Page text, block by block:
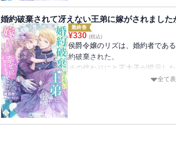
トに励む彼と一緒に過ごすうち
んどんポールに惹かれていく・
ぽっちゃり体型だったポールは
れる美丈夫となり、そんな夫に
『婚約破棄されて冴えない王弟
王弟ポールは実は王太子をしの
い素質のある人物だそうで・・
にわかには信じられないリズだ
なり彼を一流の男に育てること
しかし、結婚後もポールはリズ
がなさそうだった。
また大食いで威厳も感じられず
トに励む彼と一緒に過ごすうち
ぽっちゃり体型だったポールは
婚約破棄されて冴えない王弟に嫁がされました
最終巻
¥330 (税込)
侯爵令嬢のリズは、婚約者であ
約破棄された。
その代わりにと王太子が提示し
ポール・アンセンとの結婚だっ
からはむしろいい縁談だと勧め
王弟ポールは実は王太子をしの
全て